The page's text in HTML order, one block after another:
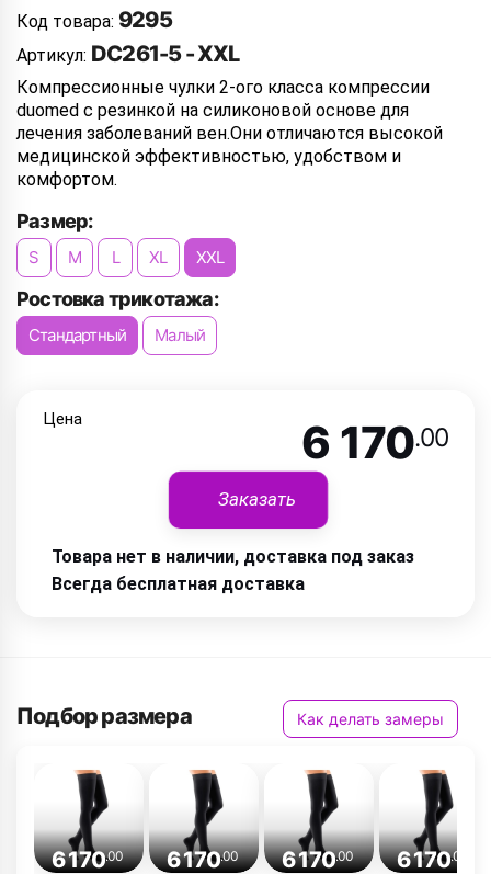
Код товара: 9295
Артикул: DC261-5 - XXL
Компрессионные чулки 2-ого класса компрессии
duomed с резинкой на силиконовой основе для
лечения заболеваний вен.Они отличаются высокой
медицинской эффективностью, удобством и
комфортом.
Размер:
S M L XL XXL
Ростовка трикотажа:
Стандартный Малый
Цена 6 170.00
Заказать
Товара нет в наличии, доставка под заказ
Всегда бесплатная доставка
Подбор размера Как делать замеры
6 170.00 6 170.00 6 170.00 6 170.00